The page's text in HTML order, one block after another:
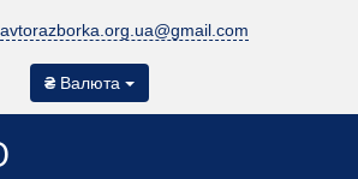
avtorazborka.org.ua@gmail.com
₴ Валюта